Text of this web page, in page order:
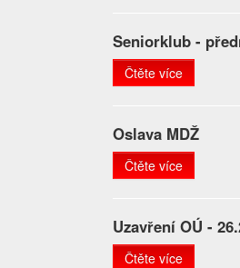
Seniorklub -
Čtěte více
Oslava MDŽ
Čtěte více
Uzavření OÚ -
Čtěte více